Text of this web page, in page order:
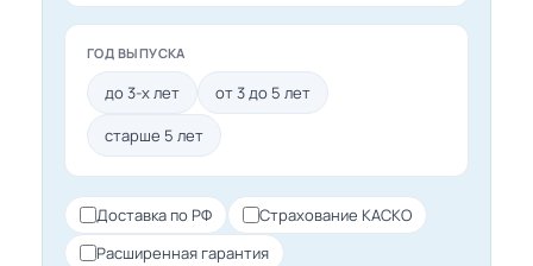
ГОД ВЫПУСКА
до 3-х лет
от 3 до 5 лет
старше 5 лет
Доставка по РФ
Страхование КАСКО
Расширенная гарантия